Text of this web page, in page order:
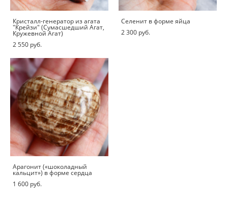
Кристалл-генератор из агата
"Крейзи" (Сумасшедший Агат,
Кружевной Агат)
2 550 pуб.
Селенит в форме яйца
2 300 pуб.
Арагонит («шоколадный
кальцит») в форме сердца
1 600 pуб.